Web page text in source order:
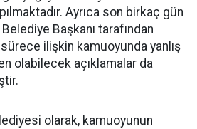
Ayrıca son birkaç gün
Başkanı tarafından
ilişkin kamuoyunda yanlış
olabilecek açıklamalar da
olarak, kamuoyunun